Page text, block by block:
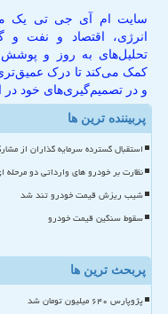
سایت ام آی جی تی یک
انرژی، اقتصاد و نفت و
تحلیل‌های به روز و پوشش
کمک می‌کند تا درک
و در تصمیم‌گیری‌های خود در
پربیننده ترین ها
استقبال گسترده سرمایه گذاران از
نظارت بر خودرو های وارداتی دو مرحله
شیب ریزش قیمت خودرو تند شد
سقوط سنگین قیمت خودرو
پربحث ترین ها
پژوپارس ۶۴۰ میلیون تومان شد